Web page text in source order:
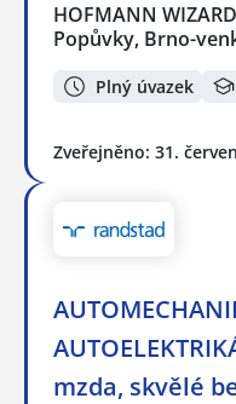
HOFMANN
Popůvky, Brno-
Plný úvazek
Zveřejněno: 31.
mzda, skvělé